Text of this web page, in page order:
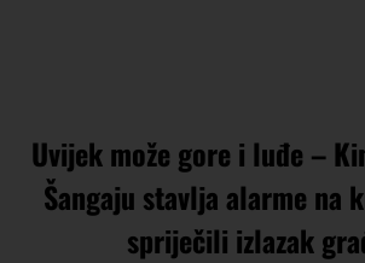
Uvijek može gore i luđe –
Šangaju stavlja alarme na
spriječili izlazak